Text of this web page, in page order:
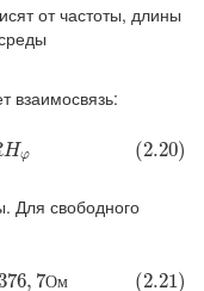
от частоты, длины
взаимосвязь:
Hφ (2.20)
φ
Для свободного
, 7Ом (2.21)
376,7 Ом